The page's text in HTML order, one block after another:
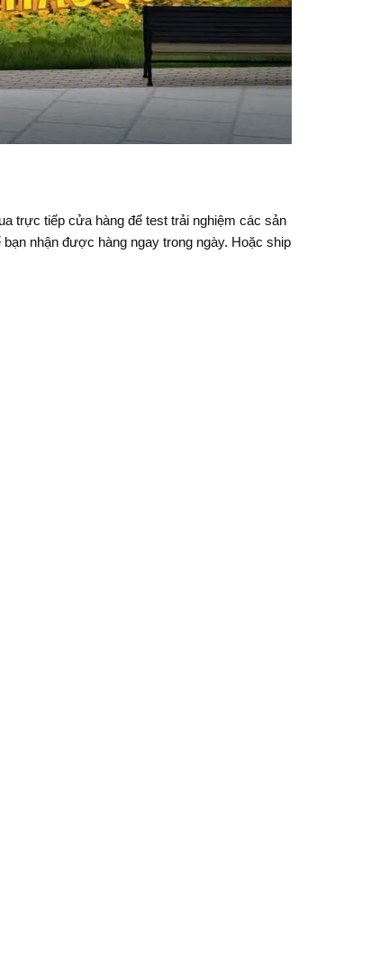
trực tiếp cửa hàng để test trải nghiệm các sản
nhận được hàng ngay trong ngày. Hoặc ship